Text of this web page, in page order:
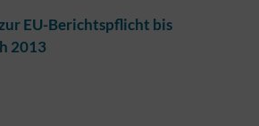
EU-Berichtspflicht bis
2013